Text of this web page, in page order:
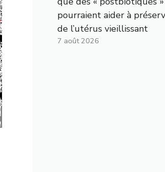
pourraient aider à
de l’utérus vieillissant
7 août 2026